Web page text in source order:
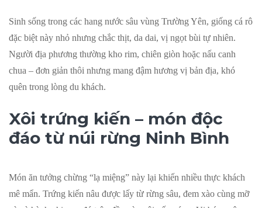
Sinh sống trong các hang nước sâu vùng Trường Yên, giống cá rô
đặc biệt này nhỏ nhưng chắc thịt, da dai, vị ngọt bùi tự nhiên.
Người địa phương thường kho rim, chiên giòn hoặc nấu canh
chua – đơn giản thôi nhưng mang đậm hương vị bản địa, khó
quên trong lòng du khách.
Xôi trứng kiến – món độc
đáo từ núi rừng Ninh Bình
Món ăn tưởng chừng “lạ miệng” này lại khiến nhiều thực khách
mê mẩn. Trứng kiến nâu được lấy từ rừng sâu, đem xào cùng mỡ